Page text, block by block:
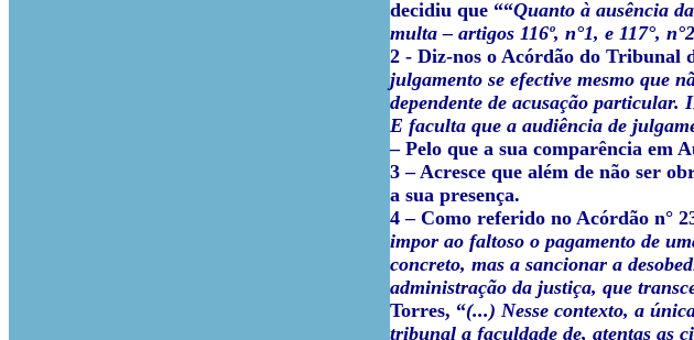
decidiu que ““Quanto à ausência
multa – artigos 116º, n°1, e 117°,
2 - Diz-nos o Acórdão do Tribunal
julgamento se efective mesmo que
dependente de acusação particular.
E faculta que a audiência de
– Pelo que a sua comparência em
3 – Acresce que além de não ser
a sua presença.
4 – Como referido no Acórdão n°
impor ao faltoso o pagamento de
concreto, mas a sancionar a
administração da justiça, que
Torres, “(...) Nesse contexto, a
tribunal a faculdade de, atentas as